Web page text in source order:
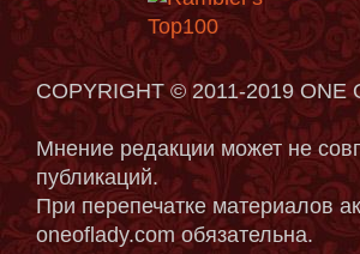
COPYRIGHT © 2011-2019 ONE
Мнение редакции может не
публикаций.
При перепечатке материалов
oneoflady.com обязательна.